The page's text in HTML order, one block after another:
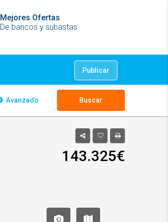
Mejores Ofertas
De bancos y subastas
Publicar
Avanzado Buscar
143.325€